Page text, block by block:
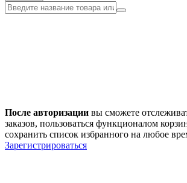
После авторизации вы сможете
заказов, пользоваться функционалом
сохранить список избранного на любое
Зарегистрироваться